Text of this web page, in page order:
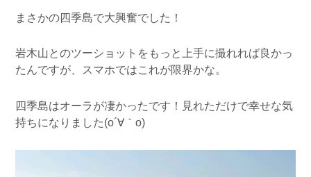
まさかの四季島で大興奮でした！
岩木山とのツーショットをもっと上手に撮れれば良かっ
たんですが、スマホではこれが限界かな。
四季島はオーラが凄かったです！見れただけで幸せな気
持ちになりました(o´∀｀o)